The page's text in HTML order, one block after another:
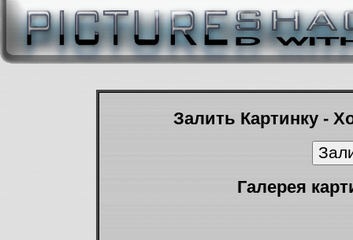
Залить Картинку -
Галерея